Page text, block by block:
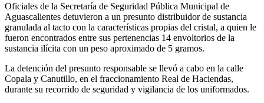
Oficiales de la Secretaría de Seguridad Pública Municipal de
Aguascalientes detuvieron a un presunto distribuidor de sustancia
granulada al tacto con la características propias del cristal, a quien le
fueron encontrados entre sus pertenencias 14 envoltorios de la
sustancia ilícita con un peso aproximado de 5 gramos.
La detención del presunto responsable se llevó a cabo en la calle
Copala y Canutillo, en el fraccionamiento Real de Haciendas,
durante su recorrido de seguridad y vigilancia de los uniformados.